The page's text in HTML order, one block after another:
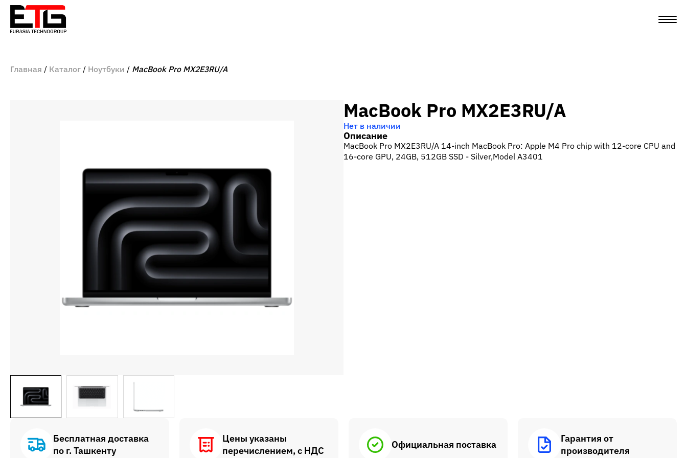
Главная Каталог Ноутбуки MacBook Pro MX2E3RU/A
MacBook Pro MX2E3RU/A
Нет в наличии
Описание
MacBook Pro MX2E3RU/A 14-inch MacBook Pro: Apple M4 Pro chip with 12‑core CPU and
16‑core GPU, 24GB, 512GB SSD - Silver,Model A3401
Бесплатная доставка
по г. Ташкенту
Цены указаны
перечислением, с НДС
Официальная поставка
Гарантия от
производителя